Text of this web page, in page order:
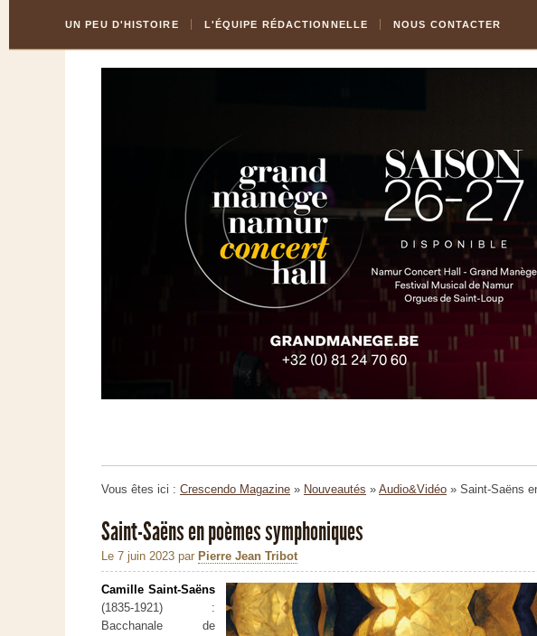
Content
la
UN PEU D'HISTOIRE L'ÉQUIPE RÉDACTIONNELLE NOUS CONTACTER
Vous êtes ici : Crescendo Magazine » Nouveautés » Audio&Vidéo » Saint-Saëns
Saint-Saëns en poèmes symphoniques
Le 7 juin 2023 par Pierre Jean Tribot
Camille Saint-Saëns
(1835-1921) :
Bacchanale de